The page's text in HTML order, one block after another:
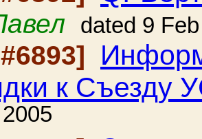
dated 9
к Съезду